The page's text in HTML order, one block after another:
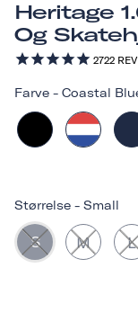
Heritage
Og
2722
Farve - Coastal
Størrelse - Small
S M L